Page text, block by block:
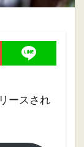
ースされ
雑記